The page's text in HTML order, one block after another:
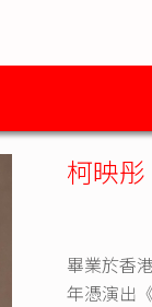
柯映彤
畢業於香
年憑演出